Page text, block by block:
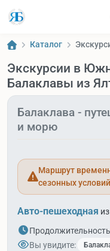
Каталог
Экскурсии в
Балаклавы из
Балаклава -
и морю
Маршрут
сезонных
Авто-пешеходная из
Вы увидите: